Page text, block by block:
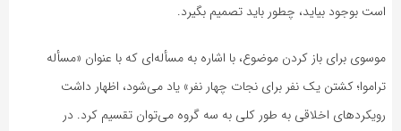
است بوجود بیاید، چطور باید تصمیم بگیرد.
موسوی برای باز کردن موضوع، با اشاره به مسأله‌ای که با عنوان «مسأله
تراموا؛ کشتن یک نفر برای نجات چهار نفر» یاد می‌شود، اظهار داشت
رویکردهای اخلاقی به طور کلی به سه گروه می‌توان تقسیم کرد. در